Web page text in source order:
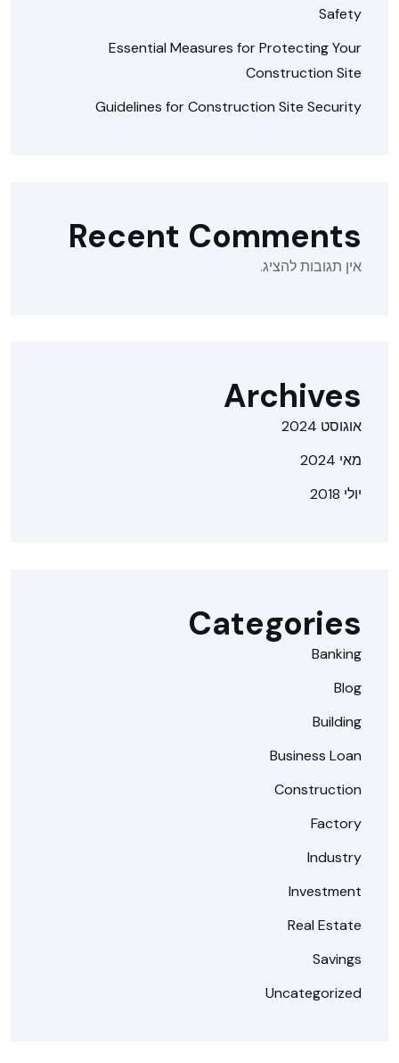
Safety
Essential Measures for Protecting Your
Construction Site
Guidelines for Construction Site Security
Recent Comments
אין תגובות להציג.
Archives
אוגוסט 2024
מאי 2024
יולי 2018
Categories
Banking
Blog
Building
Business Loan
Construction
Factory
Industry
Investment
Real Estate
Savings
Uncategorized